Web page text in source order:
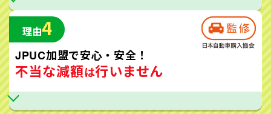
理由4
JPUC加盟で安心・安全！
不当な減額は行いません